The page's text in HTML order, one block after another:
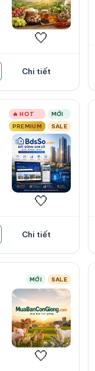
🤍
Chi tiết
🔥 HOT
MỚI
PREMIUM
SALE
🤍
Chi tiết
MỚI SALE
🤍